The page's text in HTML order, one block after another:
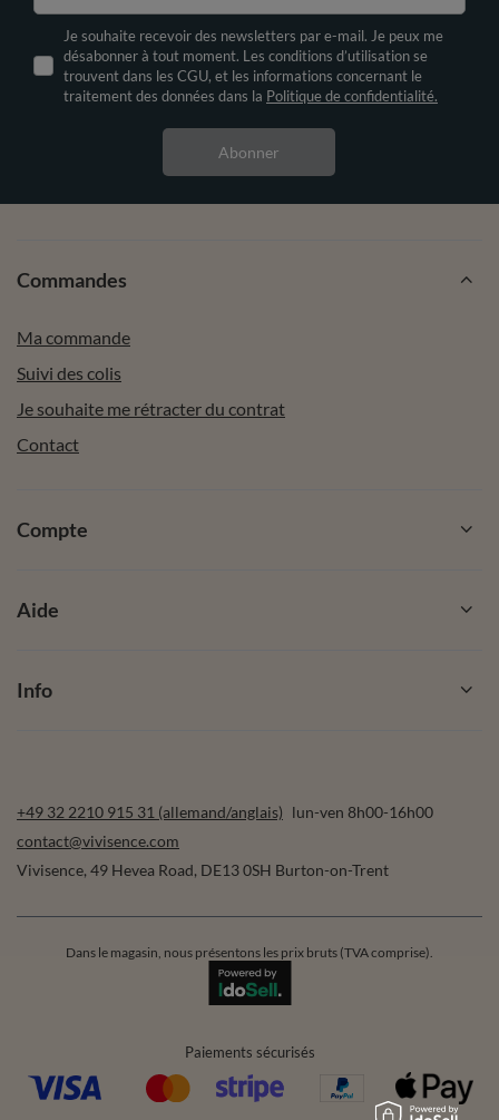
Je souhaite recevoir des newsletters par e-mail. Je peux me
désabonner à tout moment. Les conditions d’utilisation se
trouvent dans les CGU, et les informations concernant le
traitement des données dans la Politique de confidentialité.
Abonner
Commandes
Ma commande
Suivi des colis
Je souhaite me rétracter du contrat
Contact
Compte
Aide
Info
+49 32 2210 915 31 (allemand/anglais) lun-ven 8h00-16h00
contact@vivisence.com
Vivisence, 49 Hevea Road, DE13 0SH Burton-on-Trent
Dans le magasin, nous présentons les prix bruts (TVA comprise).
Paiements sécurisés